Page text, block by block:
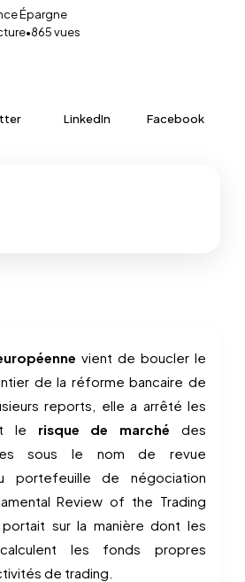
Épargne
•865vues
LinkedIn Facebook
vient de boucler le
de la réforme bancaire de
reports, elle a arrêté les
le risque de marché des
sous le nom de revue
portefeuille de négociation
Review of the Trading
sur la manière dont les
les fonds propres
de trading.